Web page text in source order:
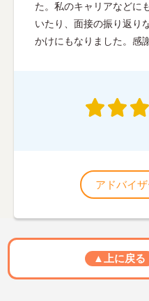
た。私のキャリアなどに
いたり、面接の振り返り
かけにもなりました。感
アドバイ
▲上に戻る